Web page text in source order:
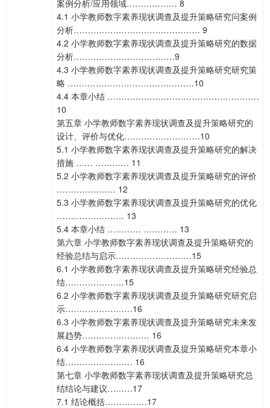
案例分析/应用领域……………… 8
4.1 小学教师数字素养现状调查及提升策略研究问案例
分析……………………………………… 9
4.2 小学教师数字素养现状调查及提升策略研究的数据
分析………………………………9
4.3 小学教师数字素养现状调查及提升策略研究研究策
略 ………………………………………10
4.4 本章小结 ………………………………………………
10
第五章 小学教师数字素养现状调查及提升策略研究的
设计、评价与优化………………………10
5.1 小学教师数字素养现状调查及提升策略研究的解决
措施 …… ………… 11
5.2 小学教师数字素养现状调查及提升策略研究的评价
………………… 12
5.3 小学教师数字素养现状调查及提升策略研究的优化
…………………… 13
5.4 本章小结 ………… ………… 13
第六章 小学教师数字素养现状调查及提升策略研究的
经验总结与启示………………………15
6.1 小学教师数字素养现状调查及提升策略研究经验总
结…………………15
6.2 小学教师数字素养现状调查及提升策略研究研究启
示……………………16
6.3 小学教师数字素养现状调查及提升策略研究未来发
展趋势…………………… 16
6.4 小学教师数字素养现状调查及提升策略研究本章小
结…………………… 16
第七章 小学教师数字素养现状调查及提升策略研究总
结结论与建议………17
7.1 结论概括……………17